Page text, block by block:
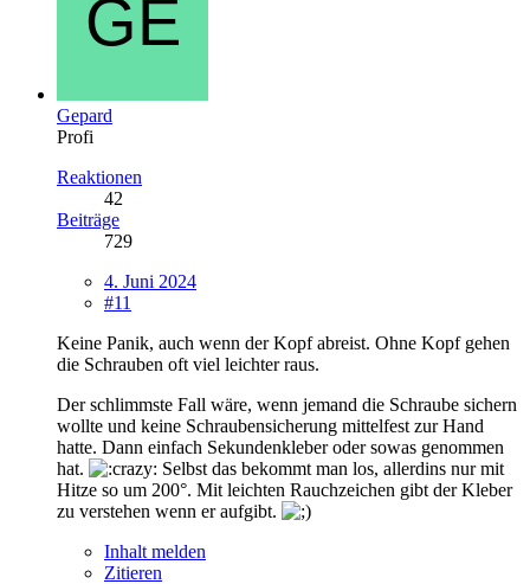
Gepard
Profi
Reaktionen
42
Beiträge
729
4. Juni 2024
#11
Keine Panik, auch wenn der Kopf abreist. Ohne Kopf gehen
die Schrauben oft viel leichter raus.
Der schlimmste Fall wäre, wenn jemand die Schraube sichern
wollte und keine Schraubensicherung mittelfest zur Hand
hatte. Dann einfach Sekundenkleber oder sowas genommen
hat.
Selbst das bekommt man los, allerdins nur mit
Hitze so um 200°. Mit leichten Rauchzeichen gibt der Kleber
zu verstehen wenn er aufgibt.
Inhalt melden
Zitieren